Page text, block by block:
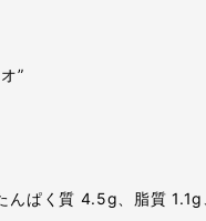
”
ぱく質 4.5g、脂質